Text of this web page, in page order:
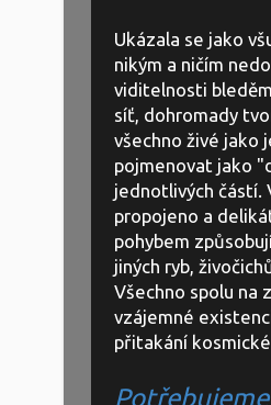
Ukázala se jako
nikým a ničím
viditelnosti
síť, dohromady
všechno živé jako
pojmenovat jako
jednotlivých částí.
propojeno a
pohybem
jiných ryb,
Všechno spolu na
vzájemné
přitakání